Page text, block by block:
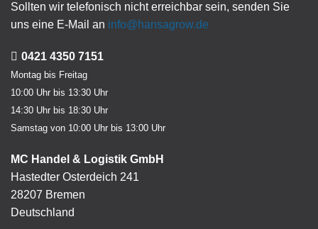
Sollten wir telefonisch nicht erreichbar sein, senden Sie
uns eine E-Mail an info@hansagrow.de
0421 4350 7151
Montag bis Freitag
10:00 Uhr bis 13:30 Uhr
14:30 Uhr bis 18:30 Uhr
Samstag von 10:00 Uhr bis 13:00 Uhr
MC Handel & Logistik GmbH
Hastedter Osterdeich 241
28207 Bremen
Deutschland